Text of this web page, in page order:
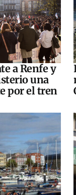
a Renfe y
una
por el tren